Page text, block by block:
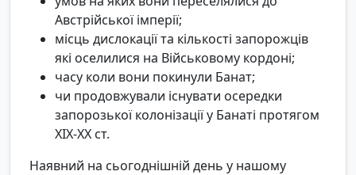
Австрійської імперії;
місць дислокації та кількості запорожців
які оселилися на Військовому кордоні;
часу коли вони покинули Банат;
чи продовжували існувати осередки
запорозької колонізації у Банаті протягом
ХІХ-ХХ ст.
Наявний на сьогоднішній день у нашому